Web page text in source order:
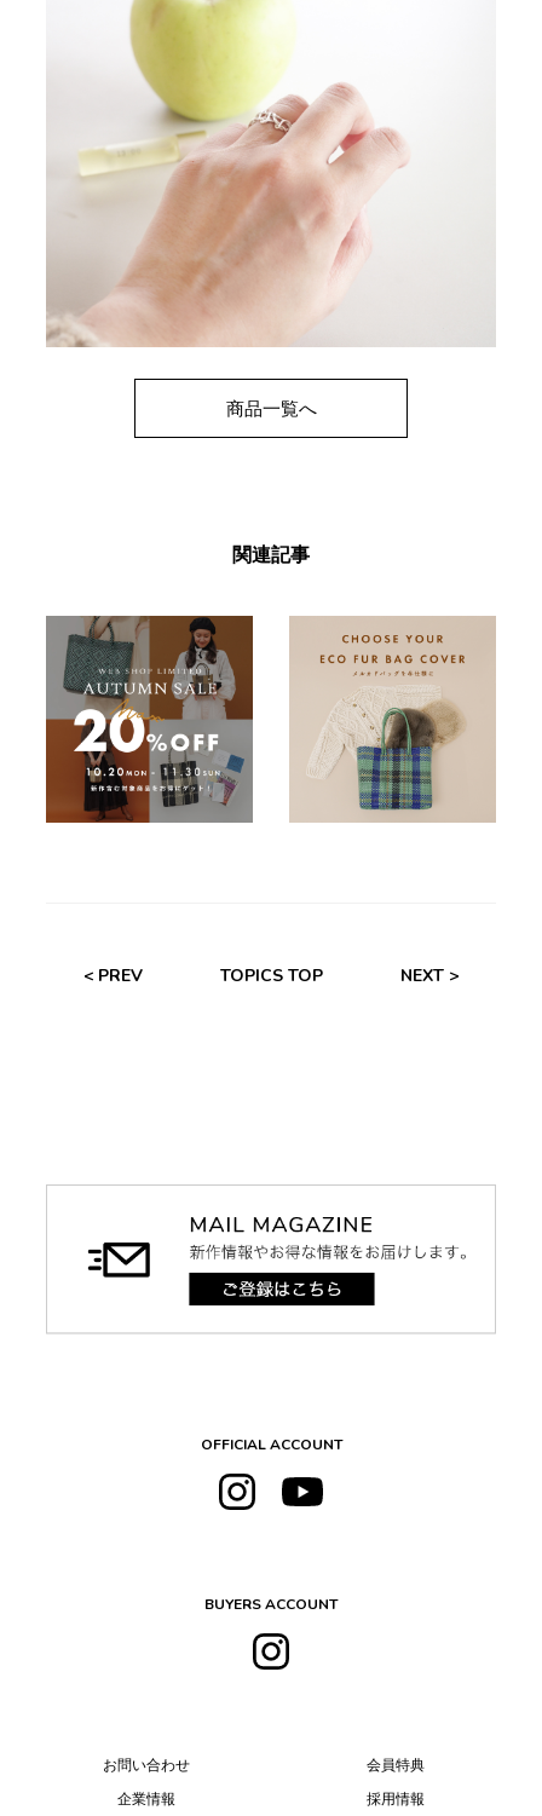
商品一覧へ
関連記事
< PREV TOPICS TOP NEXT >
OFFICIAL ACCOUNT
BUYERS ACCOUNT
お問い合わせ
企業情報
会員特典
採用情報